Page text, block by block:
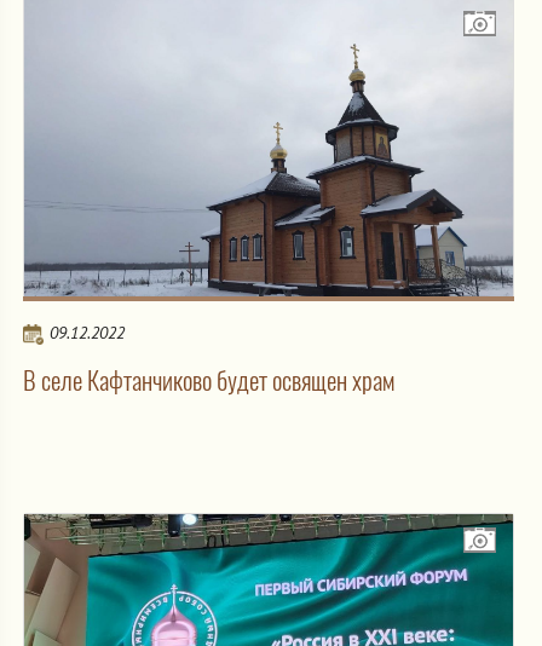
09.12.2022
В селе Кафтанчиково будет освящен храм